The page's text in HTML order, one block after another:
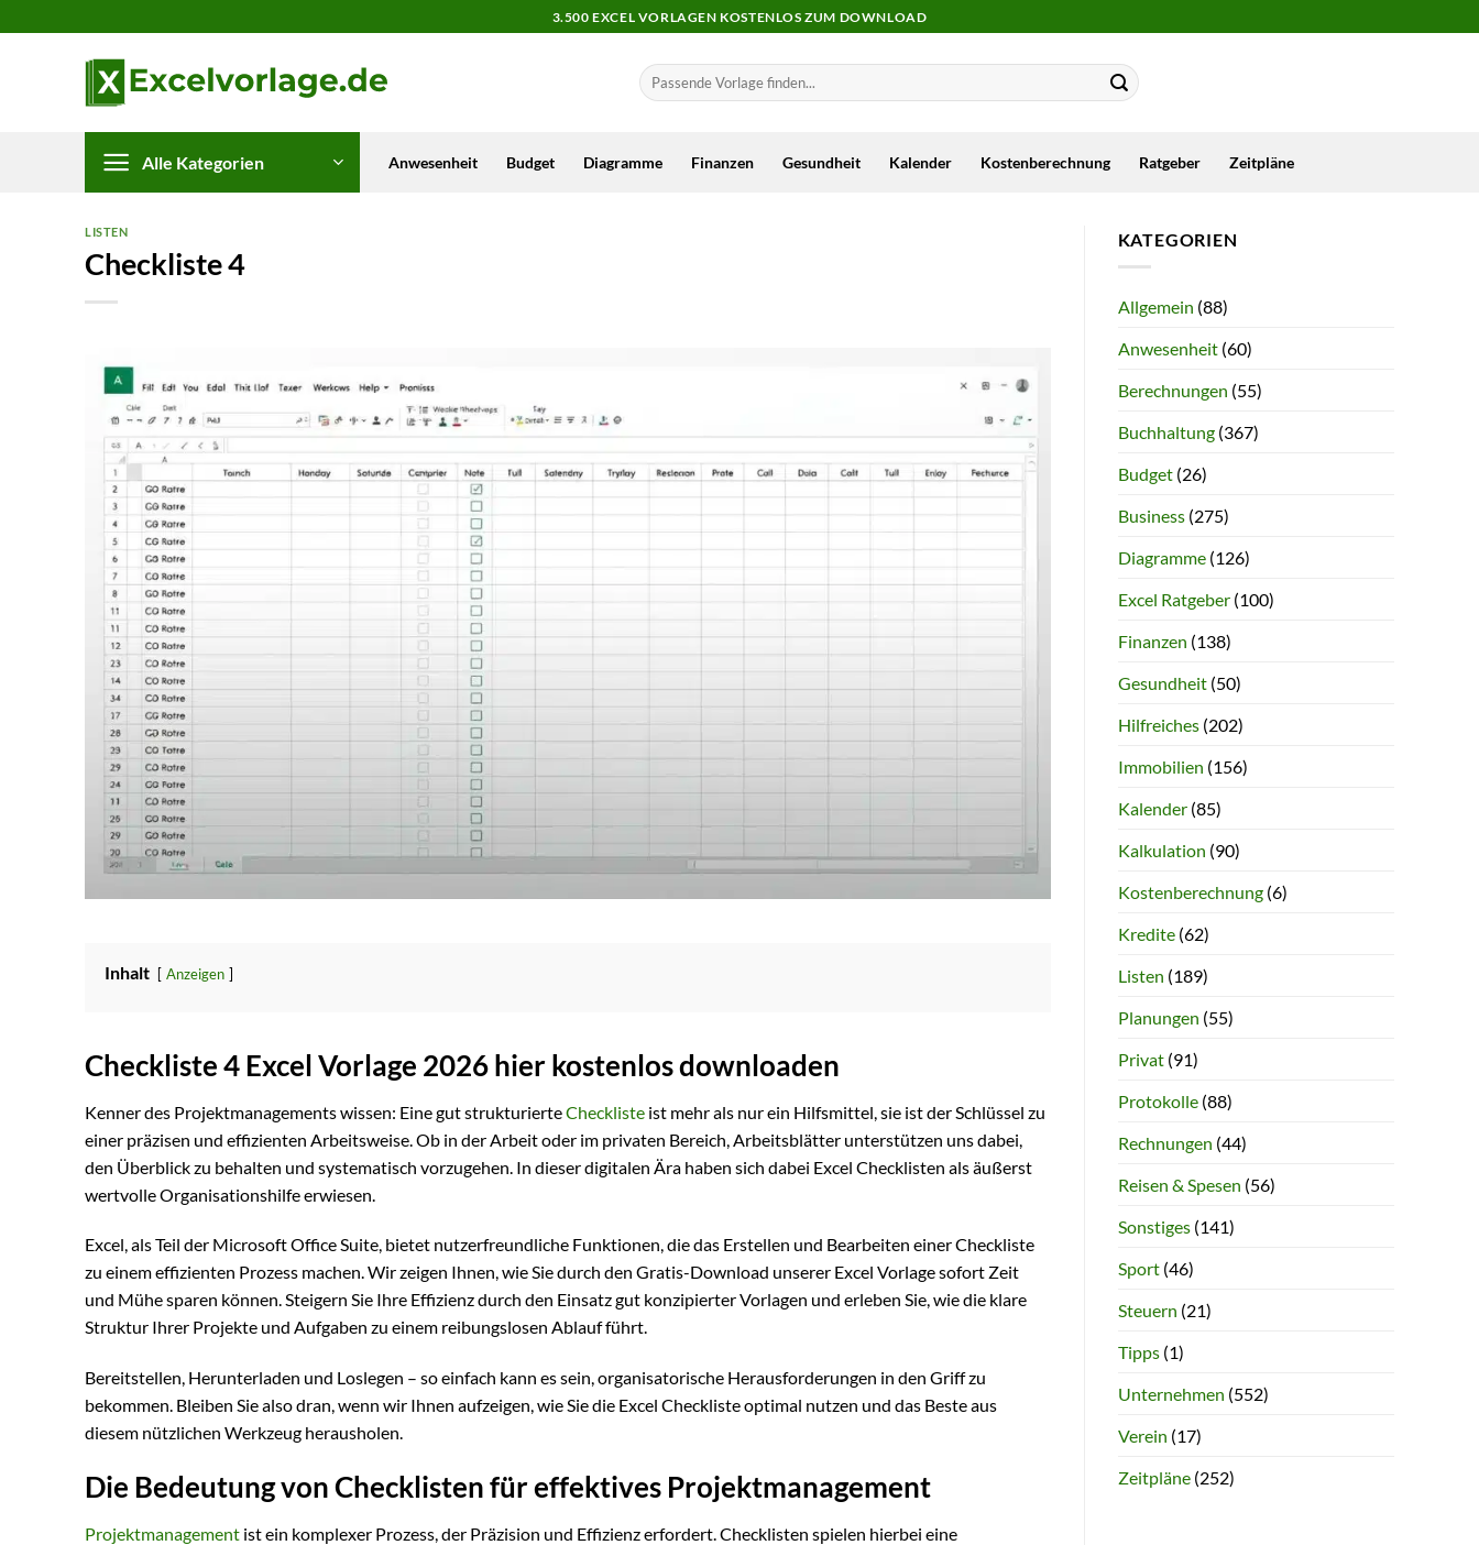
Inhalt
3.500 EXCEL VORLAGEN KOSTENLOS ZUM DOWNLOAD
Alle Kategorien Anwesenheit Budget Diagramme Finanzen Gesundheit Kalender Kostenberechnung Ratgeber Zeitpläne
LISTEN
Checkliste 4
Inhalt Anzeigen
Checkliste 4 Excel Vorlage 2026 hier kostenlos downloaden
Kenner des Projektmanagements wissen: Eine gut strukturierteCheckliste ist mehr als nur ein Hilfsmittel, sie ist der Schlüssel zu
einer präzisen und effizienten Arbeitsweise. Ob in der Arbeit oder im privaten Bereich, Arbeitsblätter unterstützen uns dabei,
den Überblick zu behalten und systematisch vorzugehen. In dieser digitalen Ära haben sich dabei Excel Checklisten als äußerst
wertvolle Organisationshilfe erwiesen.
Excel, als Teil der Microsoft Office Suite, bietet nutzerfreundliche Funktionen, die das Erstellen und Bearbeiten einer Checkliste
zu einem effizienten Prozess machen. Wir zeigen Ihnen, wie Sie durch den Gratis-Download unserer Excel Vorlage sofort Zeit
und Mühe sparen können. Steigern Sie Ihre Effizienz durch den Einsatz gut konzipierter Vorlagen und erleben Sie, wie die klare
Struktur Ihrer Projekte und Aufgaben zu einem reibungslosen Ablauf führt.
Bereitstellen, Herunterladen und Loslegen – so einfach kann es sein, organisatorische Herausforderungen in den Griff zu
bekommen. Bleiben Sie also dran, wenn wir Ihnen aufzeigen, wie Sie die Excel Checkliste optimal nutzen und das Beste aus
diesem nützlichen Werkzeug herausholen.
Die Bedeutung von Checklisten für effektives Projektmanagement
Projektmanagement ist ein komplexer Prozess, der Präzision und Effizienz erfordert. Checklisten spielen hierbei eine
KATEGORIEN
Allgemein (88)
Anwesenheit(60)
Berechnungen (55)
Buchhaltung(367)
Budget(26)
Business(275)
Diagramme(126)
Excel Ratgeber(100)
Finanzen (138)
Gesundheit(50)
Hilfreiches(202)
Immobilien (156)
Kalender(85)
Kalkulation (90)
Kostenberechnung(6)
Kredite(62)
Listen (189)
Planungen (55)
Privat(91)
Protokolle(88)
Rechnungen (44)
Reisen & Spesen (56)
Sonstiges(141)
Sport(46)
Steuern (21)
Tipps(1)
Unternehmen (552)
Verein (17)
Zeitpläne(252)